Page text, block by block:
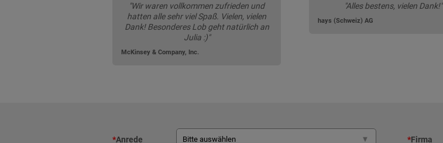
"Wir waren vollkommen zufrieden und
hatten alle sehr viel Spaß. Vielen, vielen
Dank! Besonderes Lob geht natürlich an
Julia :)"
McKinsey & Company, Inc.
"Alles bestens, vielen Dank!"
hays (Schweiz) AG
*Anrede *Firma